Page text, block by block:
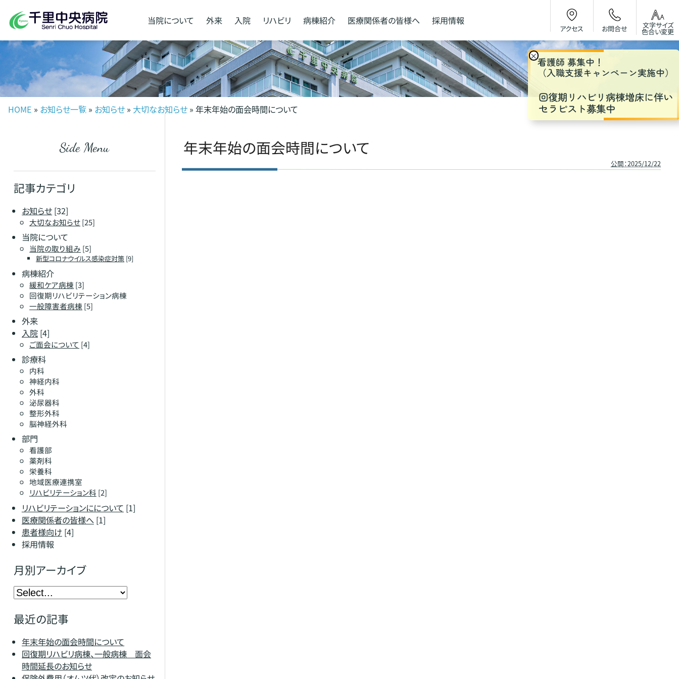
当院について 外来 入院 リハビリ 病棟紹介 医療関係者の皆様へ 採用情報
アクセス お問合せ 文字サイズ
色合い変更
HOME » お知らせ一覧 » お知らせ » 大切なお知らせ » 年末年始の面会時間について
年末年始の面会時間について
公開：2025/12/22
Side Menu
記事カテゴリ
お知らせ [32]
大切なお知らせ[25]
当院について
当院の取り組み [5]
新型コロナウイルス感染症対策[9]
病棟紹介
緩和ケア病棟 [3]
回復期リハビリテーション病棟
一般障害者病棟 [5]
外来
入院 [4]
ご面会について [4]
診療科
内科
神経内科
外科
泌尿器科
整形外科
脳神経外科
部門
看護部
薬剤科
栄養科
地域医療連携室
リハビリテーション科 [2]
リハビリテーションにについて [1]
医療関係者の皆様へ [1]
患者様向け [4]
採用情報
月別アーカイブ
最近の記事
年末年始の面会時間について
回復期リハビリ病棟、一般病棟 面会
時間延長のお知らせ
×看護師 募集中！
（入職支援キャンペーン実施中）
回復期リハビリ病棟増床に伴い
セラピスト募集中